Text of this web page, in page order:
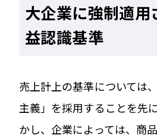
大企業に強制適用
益認識基準
売上計上の基準については
主義」を採用することを先
かし、企業によっては、商